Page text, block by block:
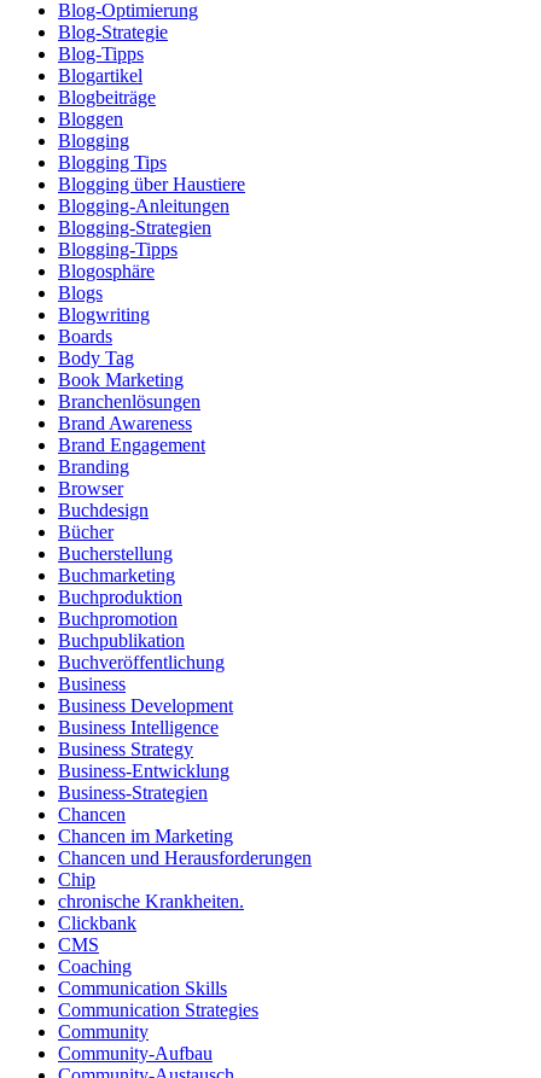
Blog-Optimierung
Blog-Strategie
Blog-Tipps
Blogartikel
Blogbeiträge
Bloggen
Blogging
Blogging Tips
Blogging über Haustiere
Blogging-Anleitungen
Blogging-Strategien
Blogging-Tipps
Blogosphäre
Blogs
Blogwriting
Boards
Body Tag
Book Marketing
Branchenlösungen
Brand Awareness
Brand Engagement
Branding
Browser
Buchdesign
Bücher
Bucherstellung
Buchmarketing
Buchproduktion
Buchpromotion
Buchpublikation
Buchveröffentlichung
Business
Business Development
Business Intelligence
Business Strategy
Business-Entwicklung
Business-Strategien
Chancen
Chancen im Marketing
Chancen und Herausforderungen
Chip
chronische Krankheiten.
Clickbank
CMS
Coaching
Communication Skills
Communication Strategies
Community
Community-Aufbau